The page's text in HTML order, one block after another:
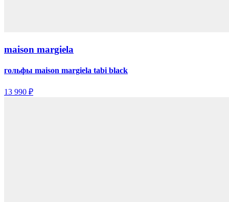
maison margiela
гольфы maison margiela tabi black
13 990 ₽